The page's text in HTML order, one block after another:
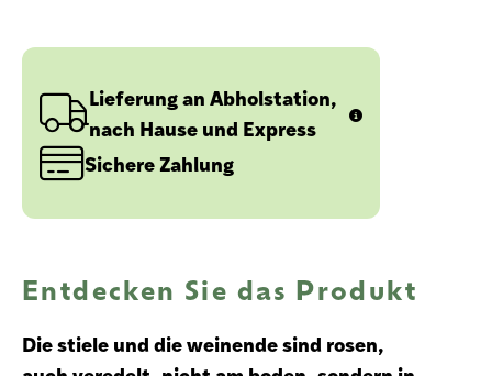
Lieferung an Abholstation,
nach Hause und Express
Sichere Zahlung
Entdecken Sie das Produkt
Die stiele und die weinende sind rosen,